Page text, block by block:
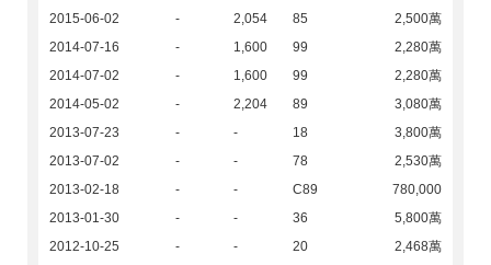
2015-06-02
- 2,054 85
2,500萬
2014-07-16
- 1,600 99
2,280萬
2014-07-02
- 1,600 99
2,280萬
2014-05-02
- 2,204 89
3,080萬
2013-07-23
- - 18
3,800萬
2013-07-02
- - 78
2,530萬
2013-02-18
- - C89
780,000
2013-01-30
- - 36
5,800萬
2012-10-25
- - 20
2,468萬